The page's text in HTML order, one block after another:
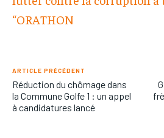
“ORATHON
ARTICLE PRÉCÉDENT
Réduction du chômage dans
la Commune Golfe 1 : un appel
à candidatures lancé